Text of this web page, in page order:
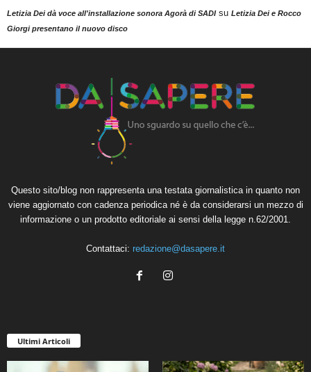
Letizia Dei dà voce all'installazione sonora Agorà di SADIsu Letizia Dei e Rocco
Giorgi presentano il nuovo disco
Questo sito/blog non rappresenta una testata giornalistica in quanto non
viene aggiornato con cadenza periodica né è da considerarsi un mezzo di
informazione o un prodotto editoriale ai sensi della legge n.62/2001.
Contattaci: redazione@dasapere.it
Ultimi Articoli